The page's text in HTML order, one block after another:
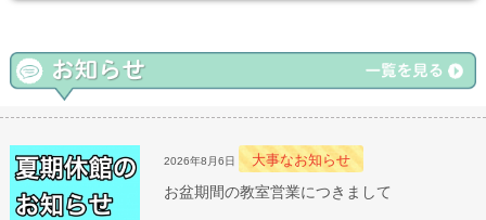
2026年8月6日 大事なお知らせ
お盆期間の教室営業につきまして